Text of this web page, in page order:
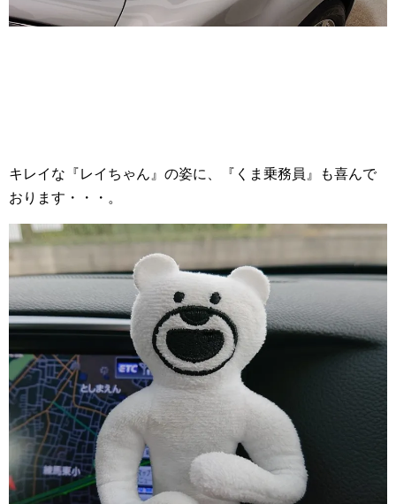
キレイな『レイちゃん』の姿に、『くま乗務員』も喜んで
おります・・・。